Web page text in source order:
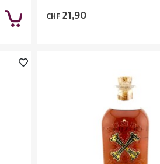
CHF21,90